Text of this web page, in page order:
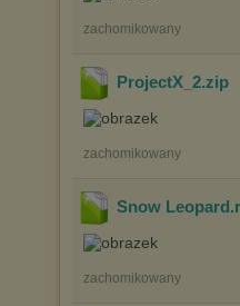
zachomikowany
ProjectX_2.zip
zachomikowany
Snow Leopard
zachomikowany